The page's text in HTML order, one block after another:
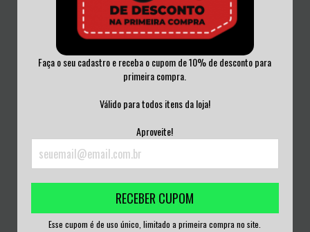
Faça o seu cadastro e receba o cupom de 10% de desconto para
primeira compra.
Válido para todos itens da loja!
Aproveite!
RECEBER CUPOM
Esse cupom é de uso único, limitado a primeira compra no site.
PERSONALIDADE VINIL...
VINIL 1987